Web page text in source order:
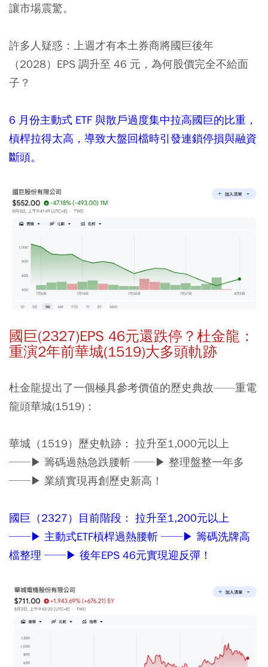
讓市場震驚。
許多人疑惑：上週才有本土券商將國巨後年
（2028）EPS 調升至 46 元，為何股價完全不給面
子？
6 月份主動式 ETF 與散戶過度集中拉高國巨的比重，
槓桿拉得太高，導致大盤回檔時引發連鎖停損與融資
斷頭。
國巨(2327)EPS 46元還跌停？杜金龍：
重演2年前華城(1519)大多頭軌跡
杜金龍提出了一個極具參考價值的歷史典故——重電
龍頭華城(1519)：
華城（1519）歷史軌跡： 拉升至1,000元以上
──▶ 籌碼過熱急跌腰斬 ──▶ 整理盤整一年多
──▶ 業績實現再創歷史新高！
國巨（2327）目前階段： 拉升至1,200元以上
──▶ 主動式ETF槓桿過熱腰斬 ──▶ 籌碼洗牌高
檔整理 ──▶ 後年EPS 46元實現迎反彈！